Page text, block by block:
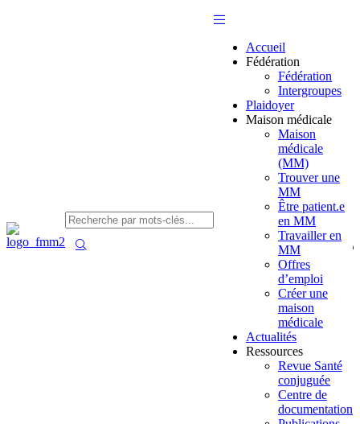
Accueil
Fédération
Fédération
Intergroupes
Plaidoyer
Maison médicale
Maison
médicale
(MM)
Trouver une
MM
Être patient.e
en MM
Travailler en
MM
Offres
d’emploi
Créer une
maison
médicale
Actualités
Ressources
Revue Santé
conjuguée
Centre de
documentation